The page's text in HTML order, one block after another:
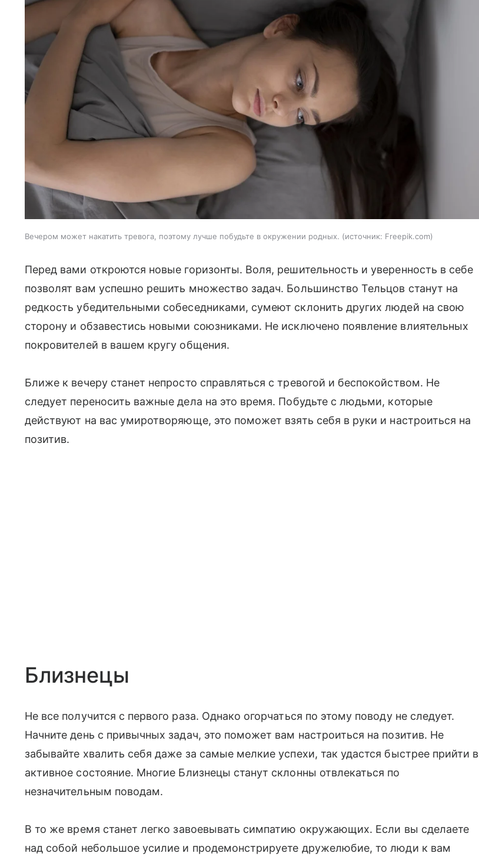
Вечером может накатить тревога, поэтому лучше побудьте в окружении родных. источник: Freepik.com
Перед вами откроются новые горизонты. Воля, решительность и уверенность в себе
позволят вам успешно решить множество задач. Большинство Тельцов станут на
редкость убедительными собеседниками, сумеют склонить других людей на свою
сторону и обзавестись новыми союзниками. Не исключено появление влиятельных
покровителей в вашем кругу общения.
Ближе к вечеру станет непросто справляться с тревогой и беспокойством. Не
следует переносить важные дела на это время. Побудьте с людьми, которые
действуют на вас умиротворяюще, это поможет взять себя в руки и настроиться на
позитив.
Близнецы
Не все получится с первого раза. Однако огорчаться по этому поводу не следует.
Начните день с привычных задач, это поможет вам настроиться на позитив. Не
забывайте хвалить себя даже за самые мелкие успехи, так удастся быстрее прийти в
активное состояние. Многие Близнецы станут склонны отвлекаться по
незначительным поводам.
В то же время станет легко завоевывать симпатию окружающих. Если вы сделаете
над собой небольшое усилие и продемонстрируете дружелюбие, то люди к вам